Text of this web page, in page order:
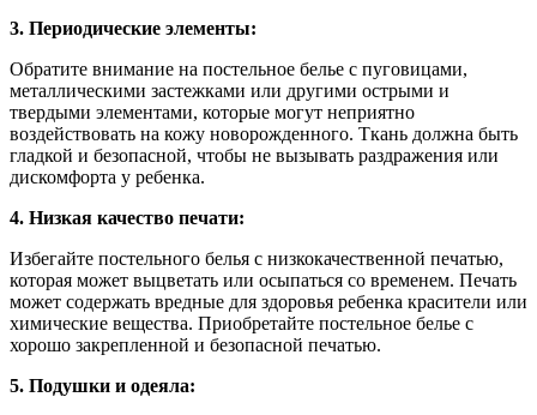
3. Периодические элементы:
Обратите внимание на постельное белье с пуговицами,
металлическими застежками или другими острыми и
твердыми элементами, которые могут неприятно
воздействовать на кожу новорожденного. Ткань должна быть
гладкой и безопасной, чтобы не вызывать раздражения или
дискомфорта у ребенка.
4. Низкая качество печати:
Избегайте постельного белья с низкокачественной печатью,
которая может выцветать или осыпаться со временем. Печать
может содержать вредные для здоровья ребенка красители или
химические вещества. Приобретайте постельное белье с
хорошо закрепленной и безопасной печатью.
5. Подушки и одеяла: